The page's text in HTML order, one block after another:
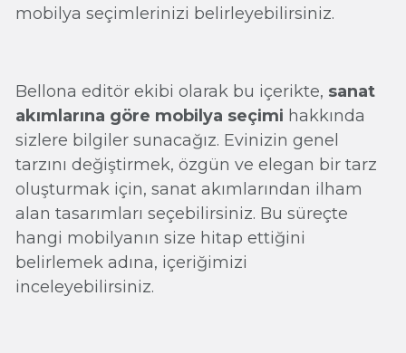
mobilya seçimlerinizi belirleyebilirsiniz.
Bellona editör ekibi olarak bu içerikte, sanat
akımlarına göre mobilya seçimi hakkında
sizlere bilgiler sunacağız. Evinizin genel
tarzını değiştirmek, özgün ve elegan bir tarz
oluşturmak için, sanat akımlarından ilham
alan tasarımları seçebilirsiniz. Bu süreçte
hangi mobilyanın size hitap ettiğini
belirlemek adına, içeriğimizi
inceleyebilirsiniz.